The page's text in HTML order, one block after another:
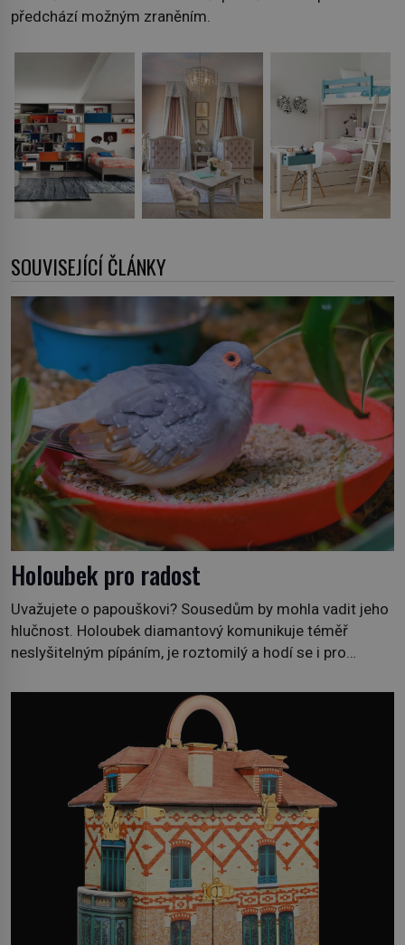
předchází možným zraněním.
SOUVISEJÍCÍ ČLÁNKY
Holoubek pro radost
Uvažujete o papouškovi? Sousedům by mohla vadit jeho
hlučnost. Holoubek diamantový komunikuje téměř
neslyšitelným pípáním, je roztomilý a hodí se i pro
klidného ptáčka, který většinu dne jen posedává. Hodně
času tráví na zemi, kde sbírá zbytky semínek Jeho
domovinou je prakticky celá Austrálie s výjimkou
pobřežní oblasti. […]